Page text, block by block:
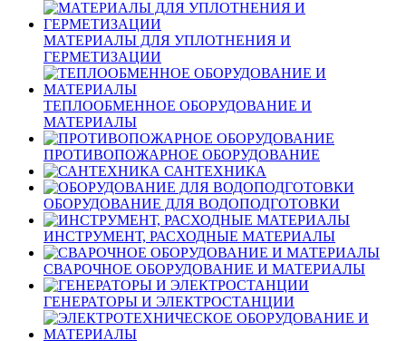
МАТЕРИАЛЫ ДЛЯ УПЛОТНЕНИЯ И
ГЕРМЕТИЗАЦИИ
ТЕПЛООБМЕННОЕ ОБОРУДОВАНИЕ И
МАТЕРИАЛЫ
ПРОТИВОПОЖАРНОЕ ОБОРУДОВАНИЕ
САНТЕХНИКА
ОБОРУДОВАНИЕ ДЛЯ ВОДОПОДГОТОВКИ
ИНСТРУМЕНТ, РАСХОДНЫЕ МАТЕРИАЛЫ
СВАРОЧНОЕ ОБОРУДОВАНИЕ И МАТЕРИАЛЫ
ГЕНЕРАТОРЫ И ЭЛЕКТРОСТАНЦИИ